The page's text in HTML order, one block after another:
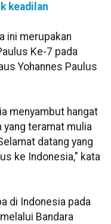
keadilan
ini merupakan
Ke-7 pada
Yohannes Paulus
menyambut hangat
yang teramat mulia
datang yang
ke Indonesia," kata
di Indonesia pada
Bandara